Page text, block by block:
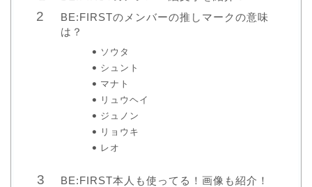
BE:FIRSTのメンバーの推しマークの意味
は？
ソウタ
シュント
マナト
リュウヘイ
ジュノン
リョウキ
レオ
BE:FIRST本人も使ってる！画像も紹介！